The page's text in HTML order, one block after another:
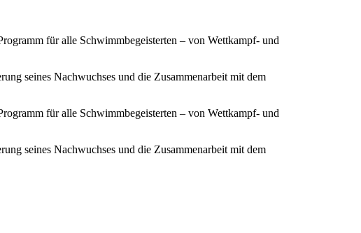
für alle Schwimmbegeisterten – von Wettkampf- und
seines Nachwuchses und die Zusammenarbeit mit dem
für alle Schwimmbegeisterten – von Wettkampf- und
seines Nachwuchses und die Zusammenarbeit mit dem